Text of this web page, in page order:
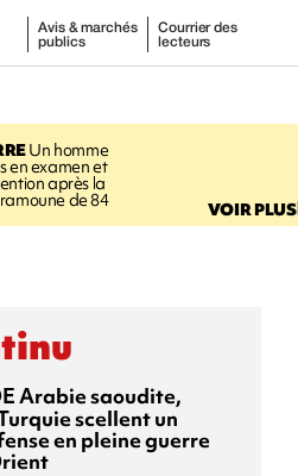
Avis & marchés
publics
Courrier des
lecteurs
Un homme
en examen et
après la
de 84 VOIR PLUS
Arabie saoudite,
scellent un
en pleine guerre